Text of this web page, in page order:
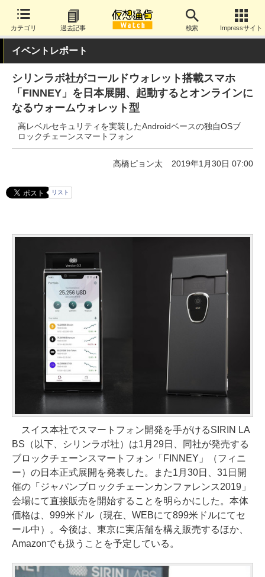
カテゴリ 過去記事 検索 Impressサイト
イベントレポート
シリンラボ社がコールドウォレット搭載スマホ
「FINNEY」を日本展開、起動するとオンラインに
なるウォームウォレット型
高レベルセキュリティを実装したAndroidベースの独自OSブ
ロックチェーンスマートフォン
高橋ピョン太 2019年1月30日 07:00
リスト
スイス本社でスマートフォン開発を手がけるSIRIN LA
BS（以下、シリンラボ社）は1月29日、同社が発売する
ブロックチェーンスマートフォン「FINNEY」（フィニ
ー）の日本正式展開を発表した。また1月30日、31日開
催の「ジャパンブロックチェーンカンファレンス2019」
会場にて直接販売を開始することを明らかにした。本体
価格は、999米ドル（現在、WEBにて899米ドルにてセ
ール中）。今後は、東京に実店舗を構え販売するほか、
Amazonでも扱うことを予定している。